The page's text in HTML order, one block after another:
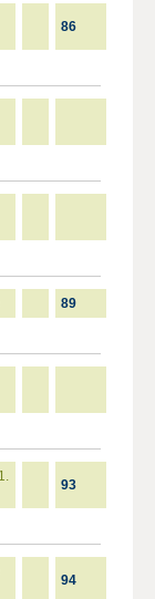
86
89
93
94